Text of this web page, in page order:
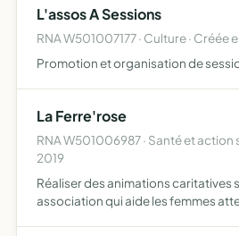
L'assos A Sessions
RNA W501007177 · Culture · Créée
Promotion et organisation de
La Ferre'rose
RNA W501006987 · Santé et action
2019
Réaliser des animations caritatives
association qui aide les femmes